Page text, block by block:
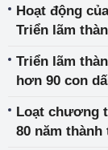
Hoạt động
Triển lãm
Triển lãm
hơn 90 con
Loạt chương
80 năm